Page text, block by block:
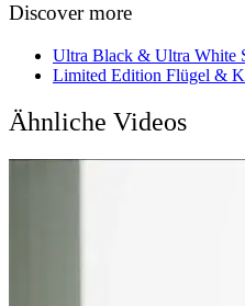
Discover more
Ultra Black & Ultra White
Limited Edition Flügel &
Ähnliche Videos